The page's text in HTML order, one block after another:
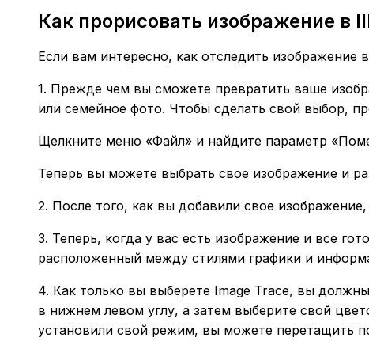
Как прорисовать изображение в
Если вам интересно, как отследить
1. Прежде чем вы сможете превратить ваше
или семейное фото. Чтобы сделать свой выбор,
Щелкните меню «Файл» и найдите параметр
Теперь вы можете выбрать свое изображение и
2. После того, как вы добавили свое
3. Теперь, когда у вас есть изображение и все
расположенный между стилями графики и
4. Как только вы выберете Image Trace, вы
в нижнем левом углу, а затем выберите свой
установили свой режим, вы можете перетащить